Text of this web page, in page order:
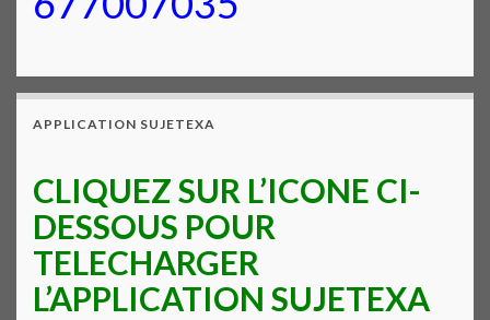
APPLICATION SUJETEXA
CLIQUEZ SUR L’ICONE CI-
DESSOUS POUR
TELECHARGER
L’APPLICATION SUJETEXA